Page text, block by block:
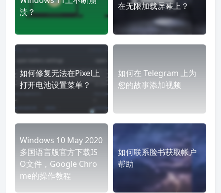
溃？
在无限加载屏幕上？
如何修复无法在Pixel上
打开电池设置菜单？
如何在 Telegram 上为
您的故事添加视频
Windows 10 May 2020
多国语言版官方下载IS
O文件，Google Chro
me的操作教程
如何联系脸书获取帐户
帮助